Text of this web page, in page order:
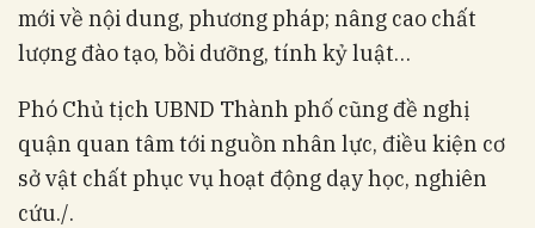
mới về nội dung, phương pháp; nâng cao chất
lượng đào tạo, bồi dưỡng, tính kỷ luật…
Phó Chủ tịch UBND Thành phố cũng đề nghị
quận quan tâm tới nguồn nhân lực, điều kiện cơ
sở vật chất phục vụ hoạt động dạy học, nghiên
cứu./.